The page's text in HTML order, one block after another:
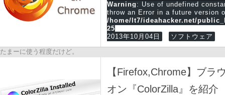
Warning : Use of undefined
throw an Error in a future version
/home/lt7/ideahacker.net/
25
2013年10月04日
ソフトウェア
たまーに使う程度だけど。
【Firefox,Chrome】ブラ
オン『ColorZilla』を紹介